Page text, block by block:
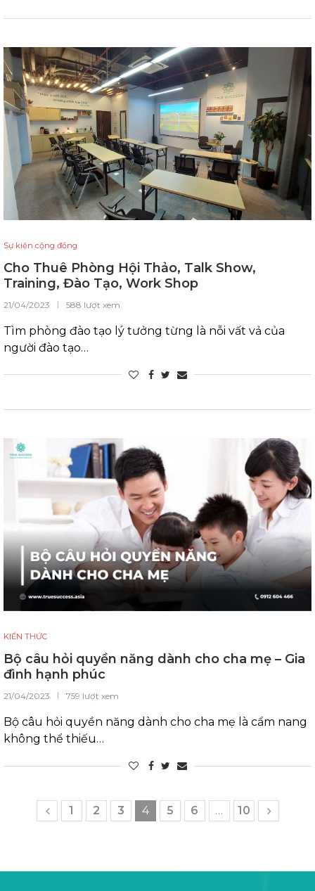
Sự kiện cộng đồng
Cho Thuê Phòng Hội Thảo, Talk Show,
Training, Đào Tạo, Work Shop
21/04/2023 588 lượt xem
Tìm phòng đào tạo lý tưởng từng là nỗi vất vả của
người đào tạo…
KIẾN THỨC
Bộ câu hỏi quyền năng dành cho cha mẹ – Gia
đình hạnh phúc
21/04/2023 759 lượt xem
Bộ câu hỏi quyền năng dành cho cha mẹ là cẩm nang
không thể thiếu…
1 2 3 4 5 6 … 10